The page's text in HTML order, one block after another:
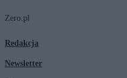
Zero.pl
Redakcja
Newsletter